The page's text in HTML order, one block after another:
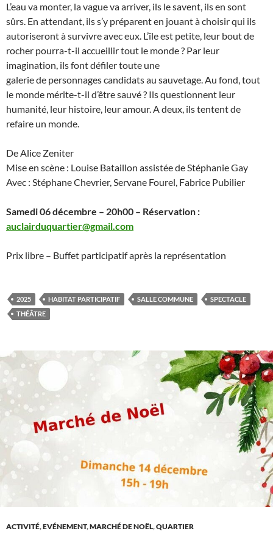
L’eau va monter, la vague va arriver, ils le savent, ils en sont
sûrs. En attendant, ils s’y préparent en jouant à choisir qui ils
autoriseront à survivre avec eux. L’île est petite, leur bout de
rocher pourra-t-il accueillir tout le monde ? Par leur
imagination, ils font défiler toute une
galerie de personnages candidats au sauvetage. Au fond, tout
le monde mérite-t-il d’être sauvé ? Ils questionnent leur
humanité, leur histoire, leur amour. A deux, ils tentent de
refaire un monde.
De Alice Zeniter
Mise en scène : Louise Bataillon assistée de Stéphanie Gay
Avec : Stéphane Chevrier, Servane Fourel, Fabrice Pubilier
Samedi 06 décembre – 20h00 – Réservation :
auclairduquartier@gmail.com
Prix libre – Buffet participatif après la représentation
2025 HABITAT PARTICIPATIF SALLE COMMUNE
SPECTACLE
THÉÂTRE
ACTIVITÉ,EVÉNEMENT,MARCHÉ DE NOËL,QUARTIER